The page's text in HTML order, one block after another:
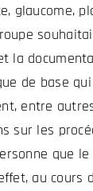
glaucome,
la
de base
entre
sur les
que
au cours